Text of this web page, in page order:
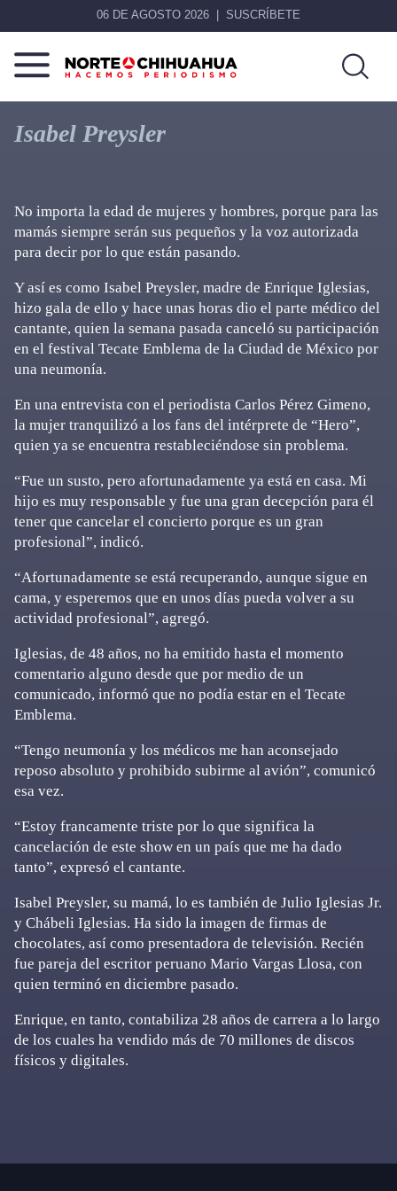
06 DE AGOSTO 2026 SUSCRÍBETE
Norte
De
Chihuahua
Más
que
noticias,
Isabel Preysler
No importa la edad de mujeres y hombres, porque para las
mamás siempre serán sus pequeños y la voz autorizada
para decir por lo que están pasando.
Y así es como Isabel Preysler, madre de Enrique Iglesias,
hizo gala de ello y hace unas horas dio el parte médico del
cantante, quien la semana pasada canceló su participación
en el festival Tecate Emblema de la Ciudad de México por
una neumonía.
En una entrevista con el periodista Carlos Pérez Gimeno,
la mujer tranquilizó a los fans del intérprete de “Hero”,
quien ya se encuentra restableciéndose sin problema.
“Fue un susto, pero afortunadamente ya está en casa. Mi
hijo es muy responsable y fue una gran decepción para él
tener que cancelar el concierto porque es un gran
profesional”, indicó.
“Afortunadamente se está recuperando, aunque sigue en
cama, y esperemos que en unos días pueda volver a su
actividad profesional”, agregó.
Iglesias, de 48 años, no ha emitido hasta el momento
comentario alguno desde que por medio de un
comunicado, informó que no podía estar en el Tecate
Emblema.
“Tengo neumonía y los médicos me han aconsejado
reposo absoluto y prohibido subirme al avión”, comunicó
esa vez.
“Estoy francamente triste por lo que significa la
cancelación de este show en un país que me ha dado
tanto”, expresó el cantante.
Isabel Preysler, su mamá, lo es también de Julio Iglesias Jr.
y Chábeli Iglesias. Ha sido la imagen de firmas de
chocolates, así como presentadora de televisión. Recién
fue pareja del escritor peruano Mario Vargas Llosa, con
quien terminó en diciembre pasado.
Enrique, en tanto, contabiliza 28 años de carrera a lo largo
de los cuales ha vendido más de 70 millones de discos
físicos y digitales.